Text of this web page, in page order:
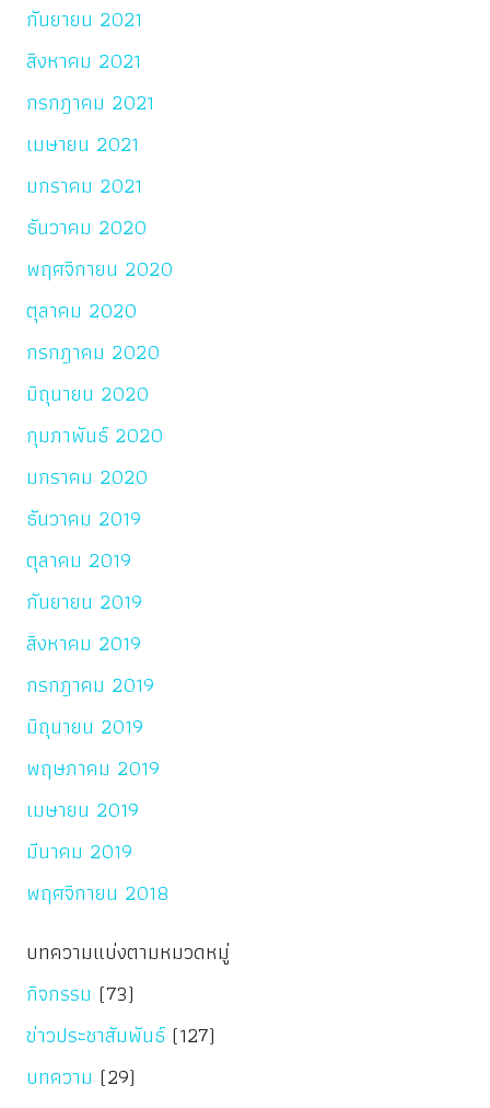
กันยายน 2021
สิงหาคม 2021
กรกฎาคม 2021
เมษายน 2021
มกราคม 2021
ธันวาคม 2020
พฤศจิกายน 2020
ตุลาคม 2020
กรกฎาคม 2020
มิถุนายน 2020
กุมภาพันธ์ 2020
มกราคม 2020
ธันวาคม 2019
ตุลาคม 2019
กันยายน 2019
สิงหาคม 2019
กรกฎาคม 2019
มิถุนายน 2019
พฤษภาคม 2019
เมษายน 2019
มีนาคม 2019
พฤศจิกายน 2018
บทความแบ่งตามหมวดหมู่
กิจกรรม (73)
ข่าวประชาสัมพันธ์(127)
บทความ (29)